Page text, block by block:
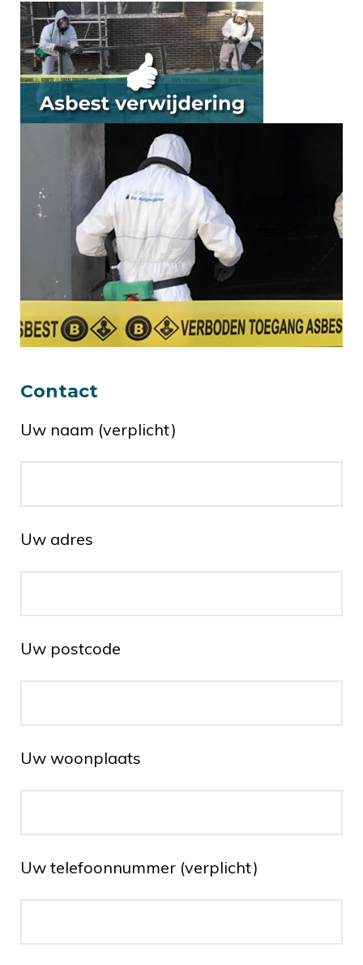
Contact
Uw naam (verplicht)
Uw adres
Uw postcode
Uw woonplaats
Uw telefoonnummer (verplicht)